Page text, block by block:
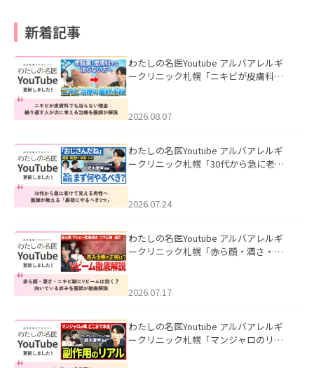
新着記事
わたしの名医Youtube アルバアレルギ
ークリニック札幌「ニキビが皮膚科で
ました。
2026.08.07
わたしの名医Youtube アルバアレルギ
ークリニック札幌「30代から急に老け
た。
2026.07.24
わたしの名医Youtube アルバアレルギ
ークリニック札幌「赤ら顔・酒さ・ニ
した。
2026.07.17
わたしの名医Youtube アルバアレルギ
ークリニック札幌「マンジャロのリア